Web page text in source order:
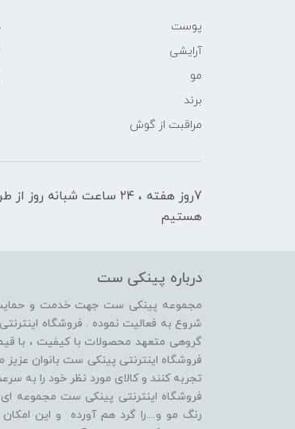
پوست
آرایشی
مو
برند
مراقبت از گوش
7روز هفته ، ۲۴ ساعت
هستیم
درباره پینکی ست
مجموعه پینکی ست جهت خدمت و
شروع به فعالیت نموده . فروشگاه اینترنتی
گروهی متعهد محصولات با کیفیت ، با
فروشگاه اینترنتی پینکی ست بانوان
تجربه کنند و کالای مورد نظر خود را به
فروشگاه اینترنتی پینکی ست مجموعه
رنگ مو و....را گرد هم آورده و اين